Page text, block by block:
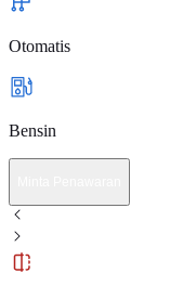
Otomatis
Bensin